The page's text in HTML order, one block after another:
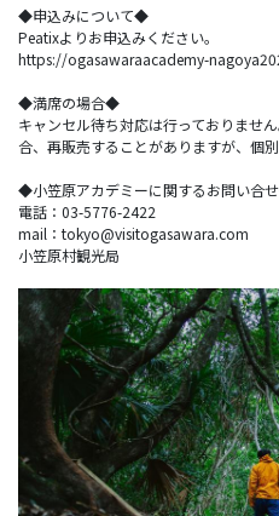
◆申込みについて◆
Peatixよりお申込みください。
https://ogasawaraacademy-
◆満席の場合◆
キャンセル待ち対応は行っておりませ
合、再販売することがありますが、個
◆小笠原アカデミーに関するお問い合
電話：03-5776-2422
mail：tokyo@visitogasawara.com
小笠原村観光局